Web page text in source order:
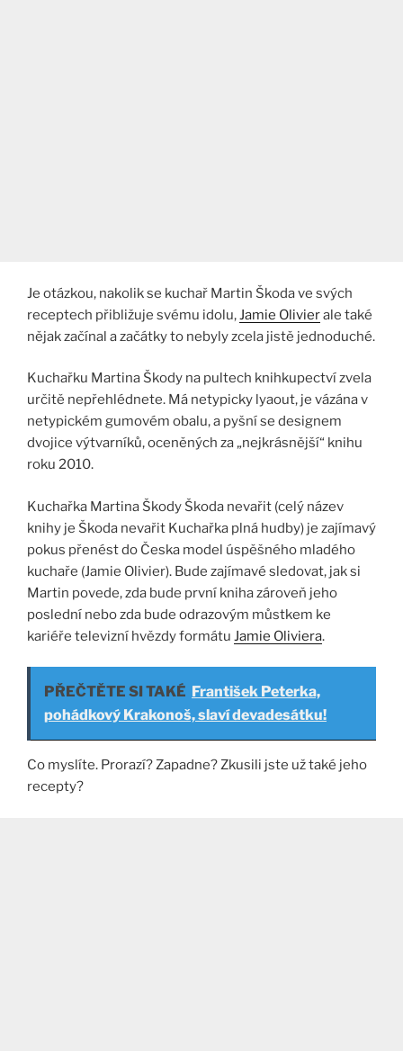
Je otázkou, nakolik se kuchař Martin Škoda ve svých
receptech přibližuje svému idolu,Jamie Olivierale také
nějak začínal a začátky to nebyly zcela jistě jednoduché.
Kuchařku Martina Škody na pultech knihkupectví zvela
určitě nepřehlédnete. Má netypicky lyaout, je vázána v
netypickém gumovém obalu, a pyšní se designem
dvojice výtvarníků, oceněných za „nejkrásnější“ knihu
roku 2010.
Kuchařka Martina Škody Škoda nevařit (celý název
knihy je Škoda nevařit Kuchařka plná hudby) je zajímavý
pokus přenést do Česka model úspěšného mladého
kuchaře (Jamie Olivier). Bude zajímavé sledovat, jak si
Martin povede, zda bude první kniha zároveň jeho
poslední nebo zda bude odrazovým můstkem ke
kariéře televizní hvězdy formátu Jamie Oliviera.
PŘEČTĚTE SI TAKÉ František Peterka,
pohádkový Krakonoš, slaví devadesátku!
Co myslíte. Prorazí? Zapadne? Zkusili jste už také jeho
recepty?